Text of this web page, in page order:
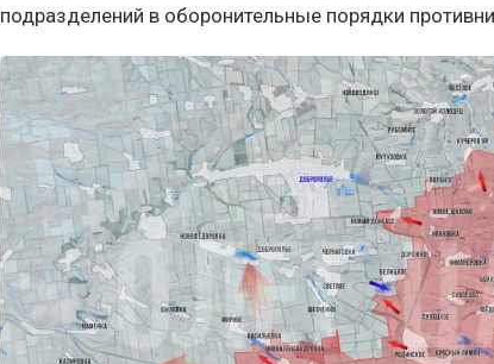
подразделений в оборонительные порядки